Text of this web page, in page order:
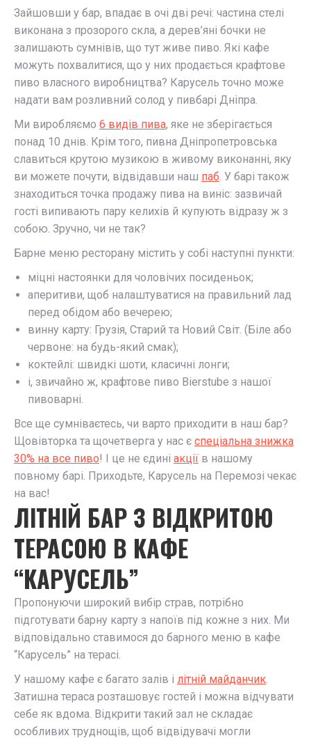
Зайшовши у бар, впадає в очі дві речі: частина стелі
виконана з прозорого скла, а дерев’яні бочки не
залишають сумнівів, що тут живе пиво. Які кафе
можуть похвалитися, що у них продається крафтове
пиво власного виробництва? Карусель точно може
надати вам розливний солод у пивбарі Дніпра.
Ми виробляємо 6 видів пива, яке не зберігається
понад 10 днів. Крім того, пивна Дніпропетровська
славиться крутою музикою в живому виконанні, яку
ви можете почути, відвідавши наш паб. У барі також
знаходиться точка продажу пива на виніс: зазвичай
гості випивають пару келихів й купують відразу ж з
собою. Зручно, чи не так?
Барне меню ресторану містить у собі наступні пункти:
міцні настоянки для чоловічих посиденьок;
аперитиви, щоб налаштуватися на правильний лад
перед обідом або вечерею;
винну карту: Грузія, Старий та Новий Світ. (Біле або
червоне: на будь-який смак);
коктейлі: швидкі шоти, класичні лонги;
і, звичайно ж, крафтове пиво Bierstube з нашої
пивоварні.
Все ще сумніваєтесь, чи варто приходити в наш бар?
Щовівторка та щочетверга у нас є спеціальна знижка
30% на все пиво! І це не єдині акції в нашому
повному барі. Приходьте, Карусель на Перемозі чекає
на вас!
ЛІТНІЙ БАР З ВІДКРИТОЮ
ТЕРАСОЮ В КАФЕ
“КАРУСЕЛЬ”
Пропонуючи широкий вибір страв, потрібно
підготувати барну карту з напоїв під кожне з них. Ми
відповідально ставимося до барного меню в кафе
“Карусель” на терасі.
У нашому кафе є багато залів і літній майданчик.
Затишна тераса розташовує гостей і можна відчувати
себе як вдома. Відкрити такий зал не складає
особливих труднощів, щоб відвідувачі могли